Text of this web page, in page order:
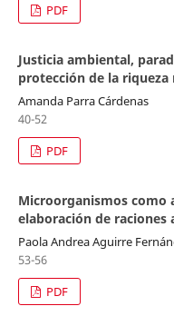
PDF
Justicia ambiental,
protección de la
Amanda Parra Cárdenas
40-52
PDF
Microorganismos como
elaboración de
Paola Andrea Aguirre
53-56
PDF